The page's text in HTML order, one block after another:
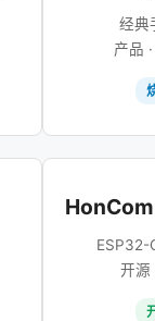
经典
产品
ESP32-
开源